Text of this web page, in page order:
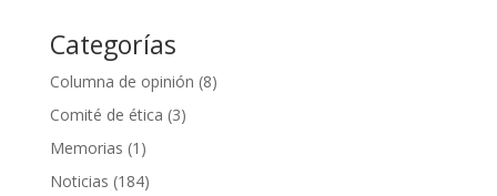
Categorías
Columna de opinión (8)
Comité de ética (3)
Memorias (1)
Noticias (184)